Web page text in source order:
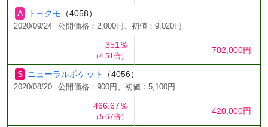
トヨクモ （4058）
2020/09/24 公開価格：2,000円、初値：9,020円
351％
（4.51倍）
702,000円
ニューラルポケット （4056）
2020/08/20 公開価格：900円、初値：5,100円
466.67％
（5.67倍）
420,000円